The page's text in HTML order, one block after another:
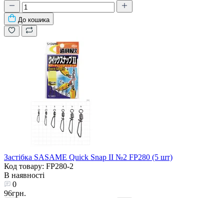
До кошика
Застібка SASAME Quick Snap II №2 FP280 (5 шт)
Код товару: FP280-2
В наявності
0
96грн.